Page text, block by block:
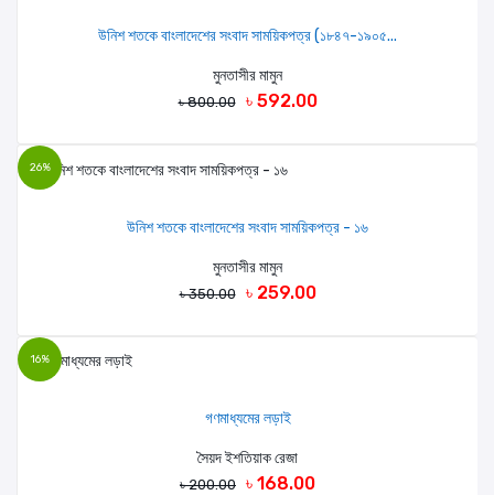
উনিশ শতকে বাংলাদেশের সংবাদ সাময়িকপত্র (১৮৪৭-১৯০৫...
মুনতাসীর মামুন
৳ 800.00 ৳ 592.00
26%
উনিশ শতকে বাংলাদেশের সংবাদ সাময়িকপত্র - ১৬
মুনতাসীর মামুন
৳ 350.00 ৳ 259.00
16%
গণমাধ্যমের লড়াই
সৈয়দ ইশতিয়াক রেজা
৳ 200.00 ৳ 168.00